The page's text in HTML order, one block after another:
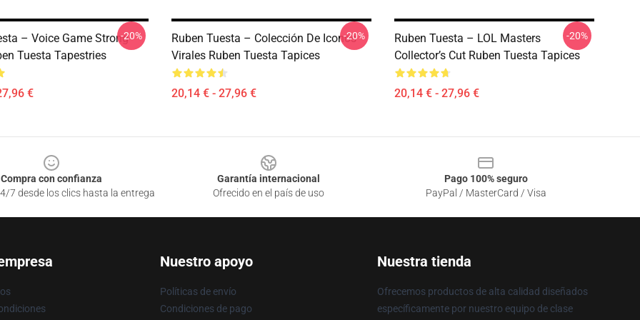
– Voice Game Strong
Tuesta Tapestries
€
-20%
Ruben Tuesta – Colección De Iconos
Virales Ruben Tuesta Tapices
20,14 € - 27,96 €
-20%
Ruben Tuesta – LOL Masters
Collector’s Cut Ruben Tuesta Tapices
20,14 € - 27,96 €
-20%
Compra con confianza
7 desde los clics hasta la entrega
Garantía internacional
Ofrecido en el país de uso
Pago 100% seguro
PayPal / MasterCard / Visa
Nuestro apoyo
Políticas de envío
Condiciones de pago
Nuestra tienda
Ofrecemos productos de alta calidad diseñados
específicamente por nuestro equipo de clase